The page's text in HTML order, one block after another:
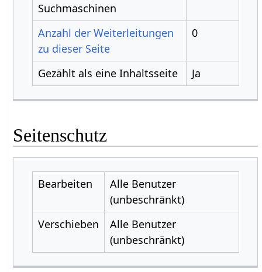
Suchmaschinen
Anzahl der Weiterleitungen
zu dieser Seite
0
Gezählt als eine Inhaltsseite Ja
Seitenschutz
Bearbeiten
Alle Benutzer
(unbeschränkt)
Verschieben
Alle Benutzer
(unbeschränkt)